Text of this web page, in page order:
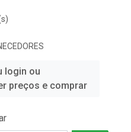
login ou
preços e comprar